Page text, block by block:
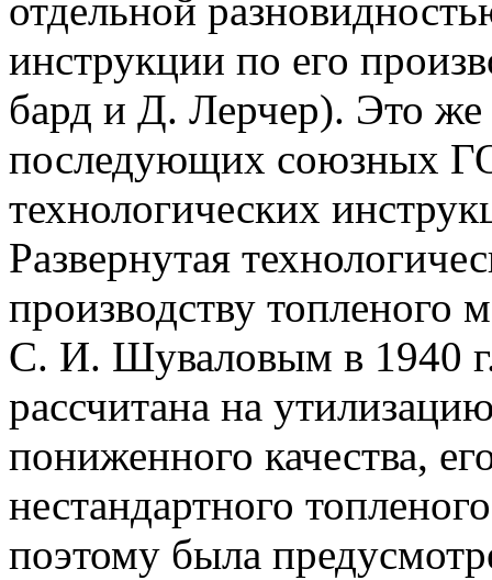
отдельной
инструкции по его
бард и Д. Лерчер). Это же
последующих союзных
технологических
Развернутая
производству топленого
С. И. Шуваловым в 1940
рассчитана на
пониженного качества,
нестандартного
поэтому была